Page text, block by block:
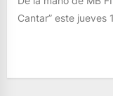
Cantar” este jueves